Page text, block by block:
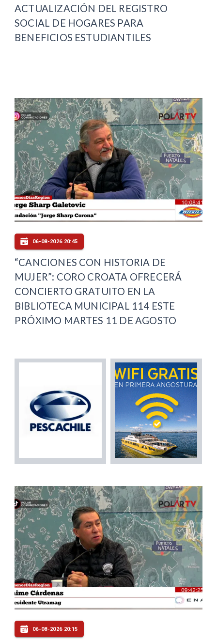
ACTUALIZACIÓN DEL REGISTRO
SOCIAL DE HOGARES PARA
BENEFICIOS ESTUDIANTILES
06-08-2026 20:45
“CANCIONES CON HISTORIA DE
MUJER”: CORO CROATA OFRECERÁ
CONCIERTO GRATUITO EN LA
BIBLIOTECA MUNICIPAL 114 ESTE
PRÓXIMO MARTES 11 DE AGOSTO
06-08-2026 20:15